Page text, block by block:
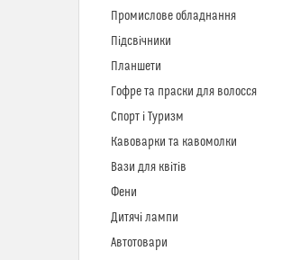
Промислове обладнання
Підсвічники
Планшети
Гофре та праски для волосся
Спорт і Туризм
Кавоварки та кавомолки
Вази для квітів
Фени
Дитячі лампи
Автотовари